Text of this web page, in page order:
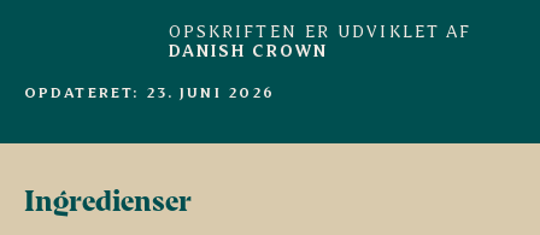
OPSKRIFTEN ER UDVIKLET AF
DANISH CROWN
OPDATERET: 23. JUNI 2026
Ingredienser